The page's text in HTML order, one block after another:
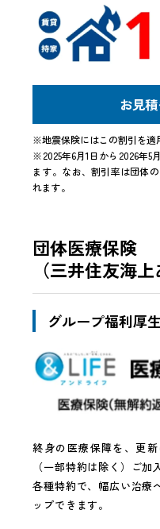
お見
※地震保険にはこの割引を適
※2025年6月1日から2026年5
ます。なお、割引率は団体
れます。
団体医療保険
（三井住友海
グループ福利厚
終身の医療保障を、更
（一部特約は除く）ご加
各種特約で、幅広い治療
ップできます。